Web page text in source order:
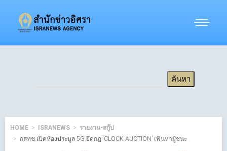
HOME ISRANEWS
รายงาน-สกู๊ป
กสทช.เปิดห้องประมูล 5G ยึดกฎ ‘CLOCK AUCTION’ เฟ้นหาผู้ชนะ